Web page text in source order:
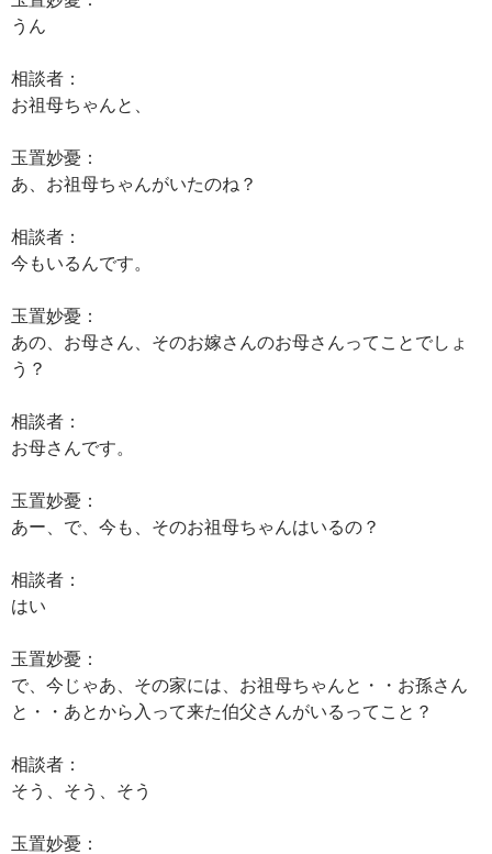
うん
相談者：
お祖母ちゃんと、
玉置妙憂：
あ、お祖母ちゃんがいたのね？
相談者：
今もいるんです。
玉置妙憂：
あの、お母さん、そのお嫁さんのお母さんってことでしょ
う？
相談者：
お母さんです。
玉置妙憂：
あー、で、今も、そのお祖母ちゃんはいるの？
相談者：
はい
玉置妙憂：
で、今じゃあ、その家には、お祖母ちゃんと・・お孫さん
と・・あとから入って来た伯父さんがいるってこと？
相談者：
そう、そう、そう
玉置妙憂：